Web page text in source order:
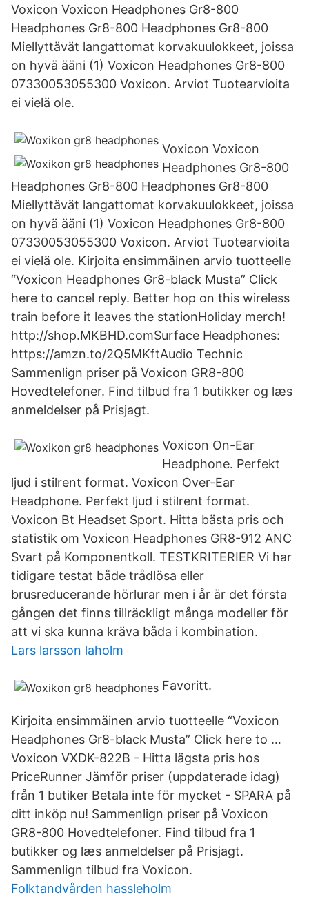
Voxicon Voxicon Headphones Gr8-800
Headphones Gr8-800 Headphones Gr8-800
Miellyttävät langattomat korvakuulokkeet, joissa
on hyvä ääni (1) Voxicon Headphones Gr8-800
07330053055300 Voxicon. Arviot Tuotearvioita
ei vielä ole.
Voxicon Voxicon
Headphones Gr8-800
Headphones Gr8-800 Headphones Gr8-800
Miellyttävät langattomat korvakuulokkeet, joissa
on hyvä ääni (1) Voxicon Headphones Gr8-800
07330053055300 Voxicon. Arviot Tuotearvioita
ei vielä ole. Kirjoita ensimmäinen arvio tuotteelle
“Voxicon Headphones Gr8-black Musta” Click
here to cancel reply. Better hop on this wireless
train before it leaves the stationHoliday merch!
http://shop.MKBHD.comSurface Headphones:
https://amzn.to/2Q5MKftAudio Technic
Sammenlign priser på Voxicon GR8-800
Hovedtelefoner. Find tilbud fra 1 butikker og læs
anmeldelser på Prisjagt.
Voxicon On-Ear
Headphone. Perfekt
ljud i stilrent format. Voxicon Over-Ear
Headphone. Perfekt ljud i stilrent format.
Voxicon Bt Headset Sport. Hitta bästa pris och
statistik om Voxicon Headphones GR8-912 ANC
Svart på Komponentkoll. TESTKRITERIER Vi har
tidigare testat både trådlösa eller
brusreducerande hörlurar men i år är det första
gången det finns tillräckligt många modeller för
att vi ska kunna kräva båda i kombination.
Lars larsson laholm
Favoritt.
Kirjoita ensimmäinen arvio tuotteelle “Voxicon
Headphones Gr8-black Musta” Click here to …
Voxicon VXDK-822B - Hitta lägsta pris hos
PriceRunner Jämför priser (uppdaterade idag)
från 1 butiker Betala inte för mycket - SPARA på
ditt inköp nu! Sammenlign priser på Voxicon
GR8-800 Hovedtelefoner. Find tilbud fra 1
butikker og læs anmeldelser på Prisjagt.
Sammenlign tilbud fra Voxicon.
Folktandvården hassleholm